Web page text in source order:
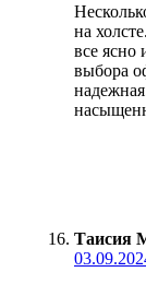
на
все ясно
выбора
Таисия